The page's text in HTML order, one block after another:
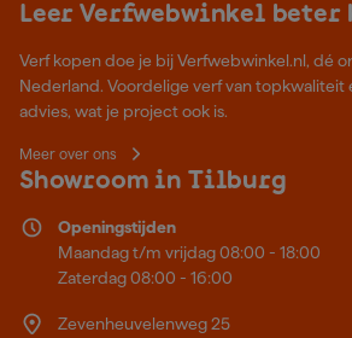
Leer Verfwebwinkel beter
Verf kopen doe je bij Verfwebwinkel.nl, dé
Nederland. Voordelige verf van topkwaliteit
advies, wat je project ook is.
Meer over ons
Showroom in Tilburg
Openingstijden
Maandag t/m vrijdag 08:00 - 18:00
Zaterdag 08:00 - 16:00
Zevenheuvelenweg 25